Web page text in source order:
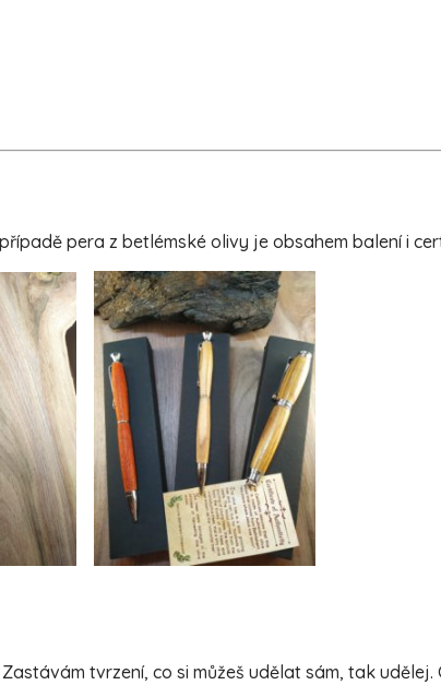
pera z betlémské olivy je obsahem balení i
tvrzení, co si můžeš udělat sám, tak udělej.